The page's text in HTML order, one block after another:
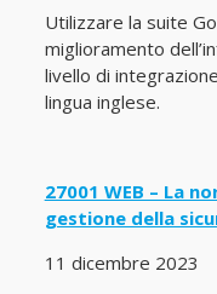
Utilizzare la suite
miglioramento
livello di
lingua inglese.
27001 WEB – La
gestione della
11 dicembre 2023